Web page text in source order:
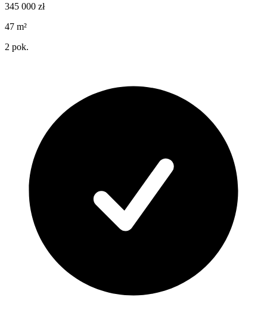
345 000 zł
47 m²
2 pok.